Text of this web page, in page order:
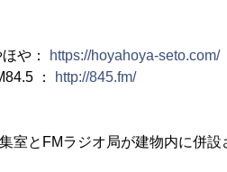
や：
https://hoyahoya-seto.com/
：
http://845.fm/
室とFMラジオ局が建物内に併設